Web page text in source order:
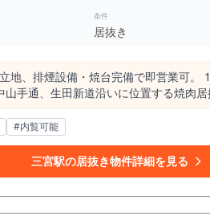
条件
居抜き
、排煙設備・焼台完備で即営業可。
ライナー三宮駅が徒歩圏内に集結す
ことを示しています。 実際に三宮は
コスト負担の大きい排煙・ダクト関
#内覧可能
三宮駅の居抜き物件詳細を見る